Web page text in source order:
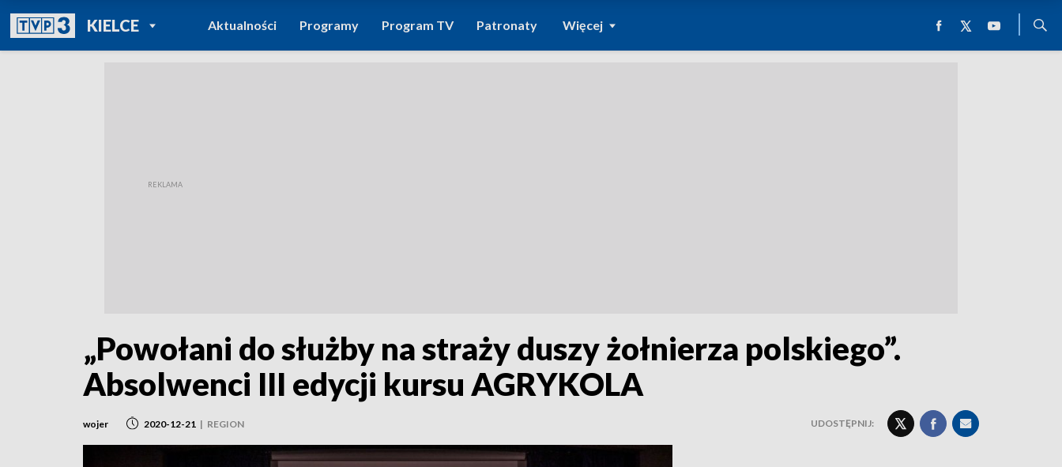
KIELCEPOWRÓT DO
TVP REGIONY
Aktualności Programy Program TV Patronaty Więcej
„Powołani do służby na straży duszy żołnierza polskiego”.
Absolwenci III edycji kursu AGRYKOLA
wojer 2020-12-21 | REGION UDOSTĘPNIJ: